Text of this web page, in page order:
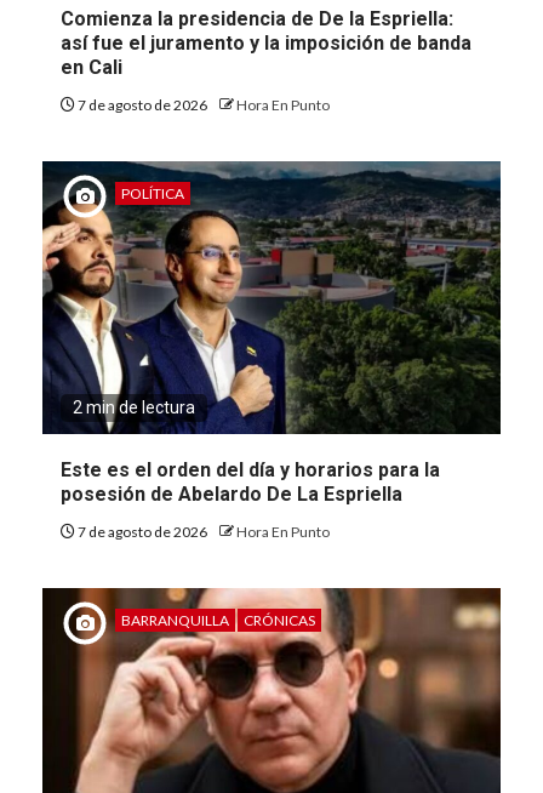
Comienza la presidencia de De la Espriella:
así fue el juramento y la imposición de banda
en Cali
7 de agosto de 2026 Hora En Punto
POLÍTICA
2 min de lectura
Este es el orden del día y horarios para la
posesión de Abelardo De La Espriella
7 de agosto de 2026 Hora En Punto
BARRANQUILLA CRÓNICAS